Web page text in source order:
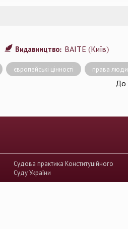
Видавництво: ВАІТЕ (Київ)
європейські цінності права
До
Судова практика Конституційного
Суду України